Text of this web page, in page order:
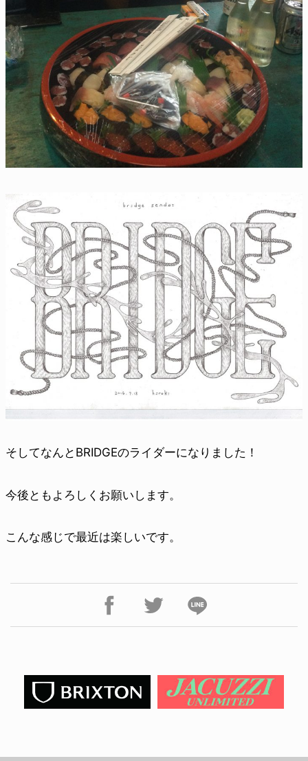
そしてなんとBRIDGEのライダーになりました！
今後ともよろしくお願いします。
こんな感じで最近は楽しいです。